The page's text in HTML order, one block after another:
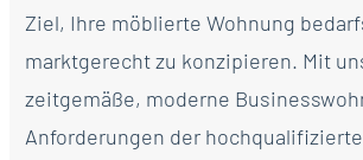
Ziel, Ihre möblierte Wohnung
marktgerecht zu konzipieren. Mit
zeitgemäße, moderne
Anforderungen der